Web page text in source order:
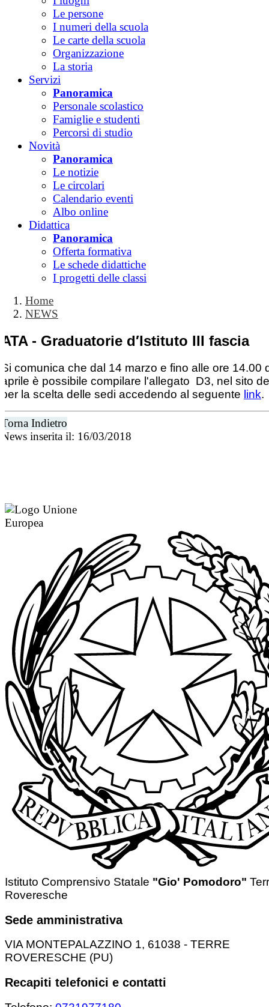
Le persone
I numeri della scuola
Le carte della scuola
Organizzazione
La storia
Servizi
Panoramica
Personale scolastico
Famiglie e studenti
Percorsi di studio
Novità
Panoramica
Le notizie
Le circolari
Calendario eventi
Albo online
Didattica
Panoramica
Offerta formativa
Le schede didattiche
I progetti delle classi
Home
NEWS
ATA - Graduatorie d′Istituto III fascia
Si comunica che dal 14 marzo e fino alle ore 14.00
aprile è possibile compilare l'allegato D3, nel sito
per la scelta delle sedi accedendo al seguente link.
Torna Indietro
News inserita il: 16/03/2018
Istituto Comprensivo Statale "Gio' Pomodoro"
Roveresche
Sede amministrativa
VIA MONTEPALAZZINO 1, 61038 - TERRE
ROVERESCHE (PU)
Recapiti telefonici e contatti